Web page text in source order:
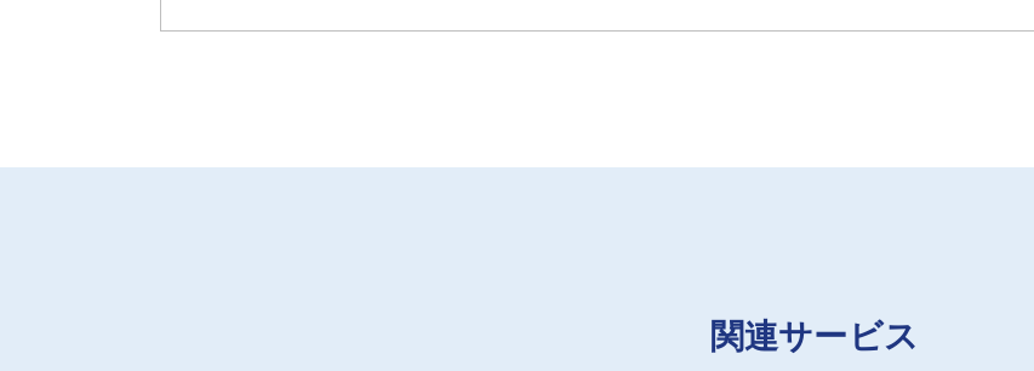
関連サービス